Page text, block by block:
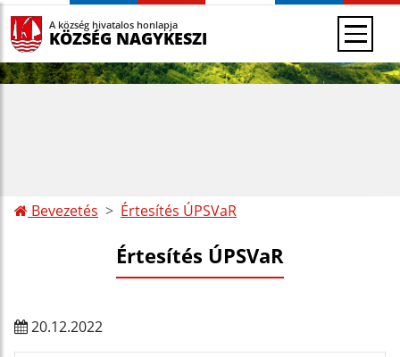
A község hivatalos honlapja
KÖZSÉG NAGYKESZI
Bevezetés Értesítés ÚPSVaR
Értesítés ÚPSVaR
20.12.2022